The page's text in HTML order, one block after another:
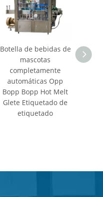
Botella de bebidas de
mascotas
completamente
automáticas Opp
Bopp Bopp Hot Melt
Glete Etiquetado de
etiquetado